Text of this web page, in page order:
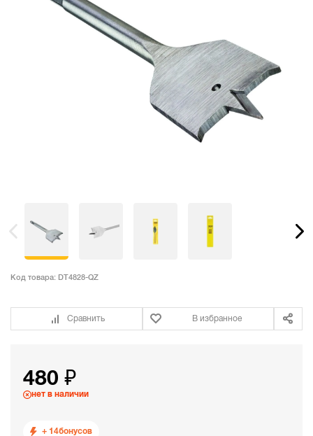
Код товара: DT4828-QZ
Сравнить В избранное
480 ₽
нет в наличии
+ 14бонусов